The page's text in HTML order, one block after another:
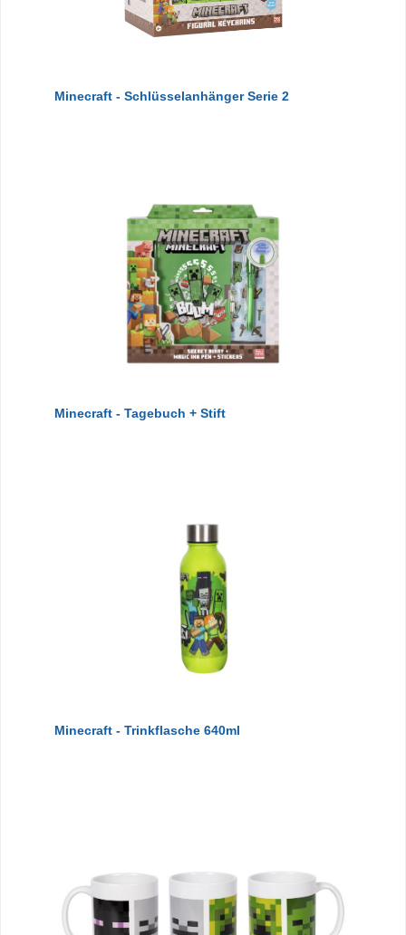
Minecraft - Schlüsselanhänger Serie 2
Minecraft - Tagebuch + Stift
Minecraft - Trinkflasche 640ml